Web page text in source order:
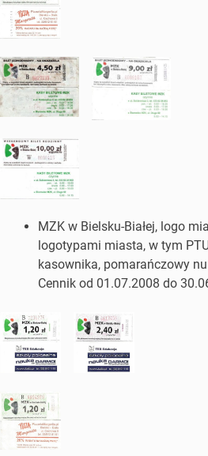
MZK w Bielsku-Białej, logo
logotypami miasta, w tym
kasownika, pomarańczowy
Cennik od 01.07.2008 do